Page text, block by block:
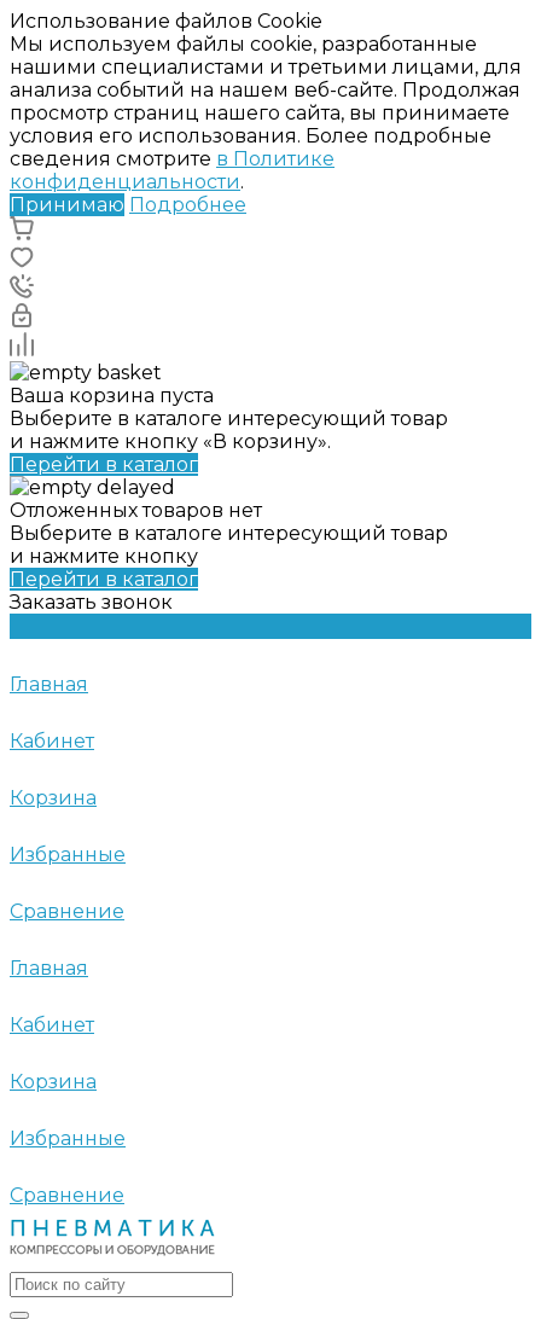
Использование файлов Cookie
Мы используем файлы cookie, разработанные
нашими специалистами и третьими лицами, для
анализа событий на нашем веб-сайте. Продолжая
просмотр страниц нашего сайта, вы принимаете
условия его использования. Более подробные
сведения смотрите в Политике
конфиденциальности.
Принимаю Подробнее
Ваша корзина пуста
Выберите в каталоге интересующий товар
и нажмите кнопку «В корзину».
Перейти в каталог
Отложенных товаров нет
Выберите в каталоге интересующий товар
и нажмите кнопку
Перейти в каталог
Заказать звонок
Главная
Кабинет
Корзина
Избранные
Сравнение
Главная
Кабинет
Корзина
Избранные
Сравнение